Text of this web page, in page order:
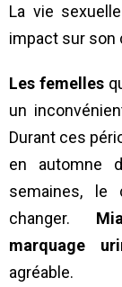
La vie
impact sur son
Les femelles
un
Durant ces
en automne
semaines, le
changer.
marquage
agréable.